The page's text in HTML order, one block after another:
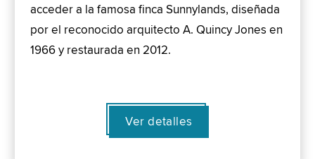
acceder a la famosa finca Sunnylands, diseñada
por el reconocido arquitecto A. Quincy Jones en
1966 y restaurada en 2012.
Ver detalles